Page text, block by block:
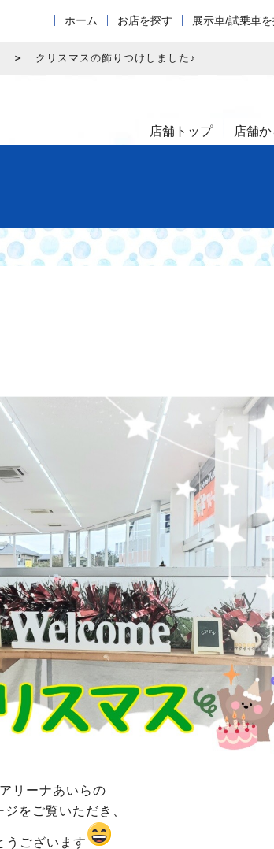
ホーム お店を探す 展示車/試乗車
クリスマスの飾りつけしました♪
店舗トップ 店舗
リーナあいらの
ジをご覧いただき、
うございます